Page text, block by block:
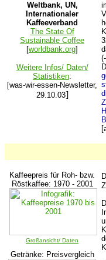
Weltbank, UN,
Internationaler
Kaffeeverband
The State Of
Sustainable Coffee
[worldbank.org]
Weitere Infos/ Daten/
Statistiken:
[was-wir-essen-Newsletter,
29.10.03]
Kaffeepreis für Roh- bzw.
Röstkaffee: 1970 - 2001
Großansicht/ Daten
Getränke: Preisvergleich